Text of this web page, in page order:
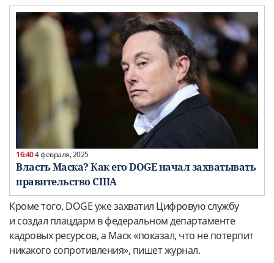
16:404 февраля, 2025
Власть Маска? Как его DOGE начал захватывать
правительство США
Кроме того, DOGE уже захватил Цифровую службу
и создал плацдарм в федеральном департаменте
кадровых ресурсов, а Маск «показал, что не потерпит
никакого сопротивления», пишет журнал.